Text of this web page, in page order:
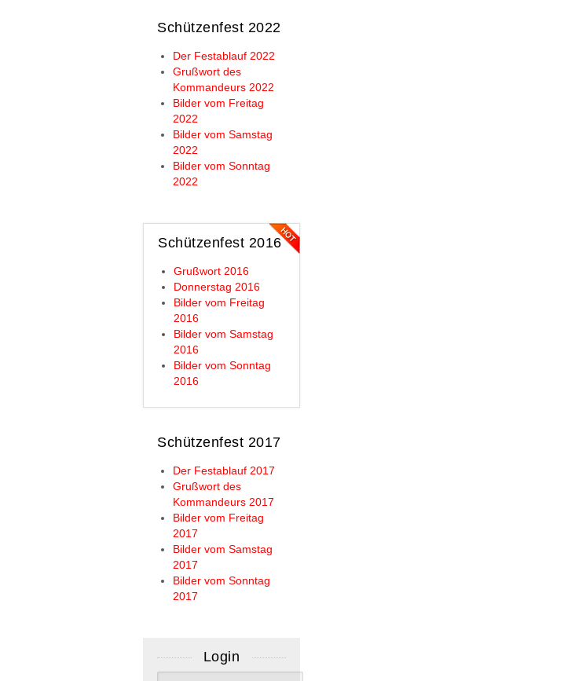
Schützenfest 2022
Der Festablauf 2022
Grußwort des
Kommandeurs 2022
Bilder vom Freitag
2022
Bilder vom Samstag
2022
Bilder vom Sonntag
2022
Schützenfest 2016
Grußwort 2016
Donnerstag 2016
Bilder vom Freitag
2016
Bilder vom Samstag
2016
Bilder vom Sonntag
2016
Schützenfest 2017
Der Festablauf 2017
Grußwort des
Kommandeurs 2017
Bilder vom Freitag
2017
Bilder vom Samstag
2017
Bilder vom Sonntag
2017
Login